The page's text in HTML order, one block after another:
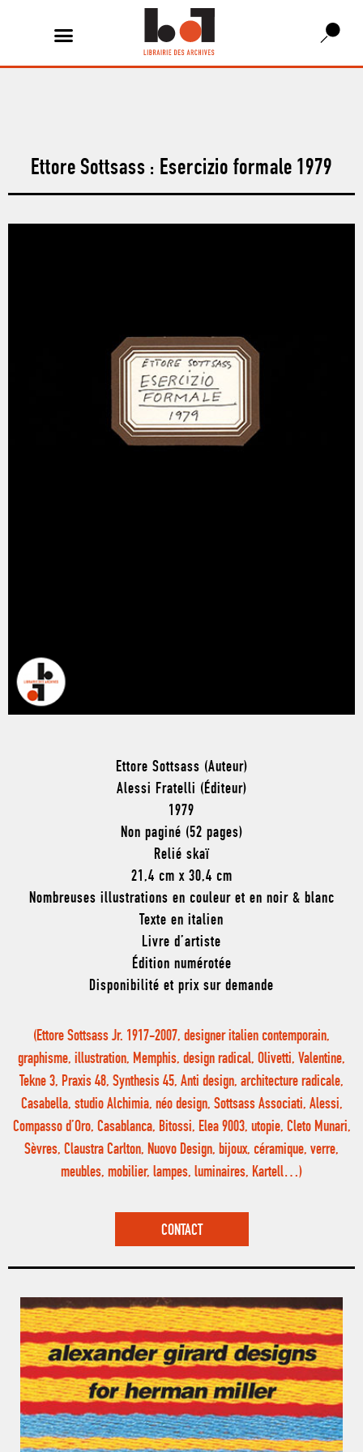
Ettore Sottsass : Esercizio formale 1979
Ettore Sottsass (Auteur)
Alessi Fratelli (Éditeur)
1979
Non paginé (52 pages)
Relié skaï
21,4 cm x 30,4 cm
Nombreuses illustrations en couleur et en noir & blanc
Texte en italien
Livre d’artiste
Édition numérotée
Disponibilité et prix sur demande
(Ettore Sottsass Jr. 1917-2007, designer italien contemporain,
graphisme, illustration, Memphis, design radical, Olivetti, Valentine,
Tekne 3, Praxis 48, Synthesis 45, Anti design, architecture radicale,
Casabella, studio Alchimia, néo design, Sottsass Associati, Alessi,
Compasso d’Oro, Casablanca, Bitossi, Elea 9003, utopie, Cleto Munari,
Sèvres, Claustra Carlton, Nuovo Design, bijoux, céramique, verre,
meubles, mobilier, lampes, luminaires, Kartell…)
CONTACT